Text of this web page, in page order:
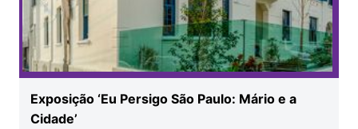
Exposição ‘Eu Persigo São Paulo: Mário e a
Cidade’